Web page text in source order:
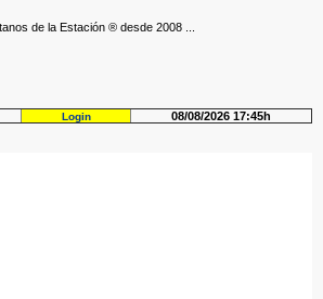
de la Estación ® desde 2008 ...
Login 08/08/2026 17:45h